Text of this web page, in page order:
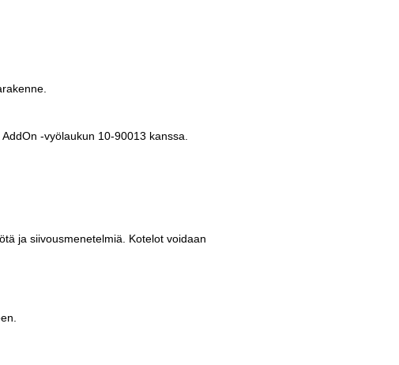
-vyölaukun 10-90013 kanssa.
ja siivousmenetelmiä. Kotelot voidaan